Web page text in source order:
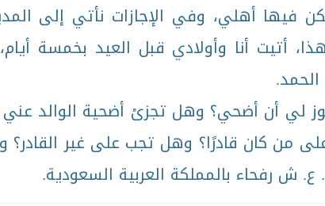
فيها أهلي، وفي الإجازات نأتي إلى
أتيت أنا وأولادي قبل العيد بخمسة
الحمد.
لي أن أضحي؟ وهل تجزئ أضحية الوالد
من كان قادرًا؟ وهل تجب على غير القادر؟
ع. ش رفحاء بالمملكة العربية السعودية.